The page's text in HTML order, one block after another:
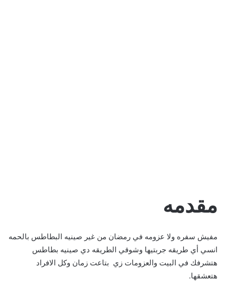
مقدمه
مفيش سفره ولا عزومه في رمضان من غير صينيه البطاطس بالحمه
انسي أي طريقه جربتيها وشوقي الطريقه دي صينيه بطاطس
هتشرفك في البيت والعزومات زي بتاعت زمان وكل الافراد
هتعشقها.